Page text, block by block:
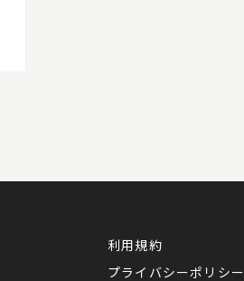
利用規約
プライバシーポリシー